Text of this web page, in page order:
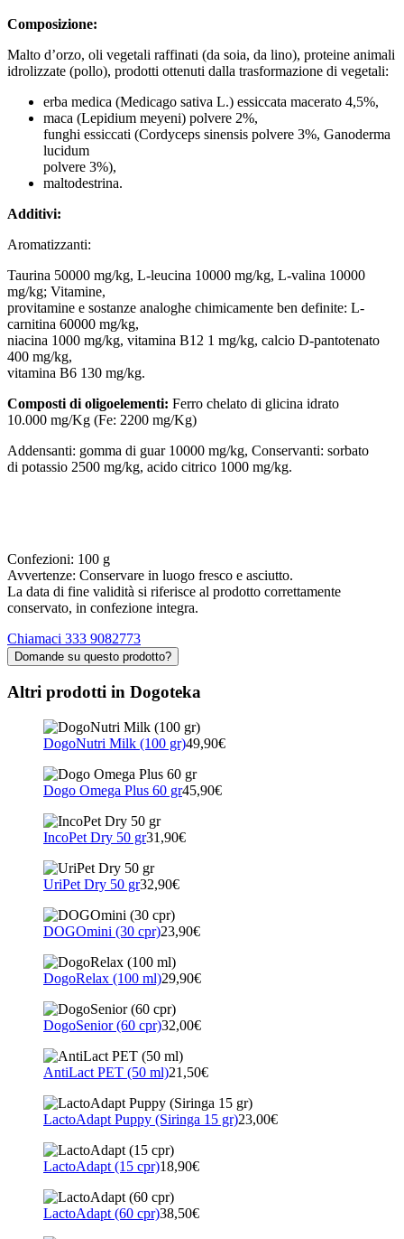
Composizione:
Malto d’orzo, oli vegetali raffinati (da soia, da lino), proteine animali
idrolizzate (pollo), prodotti ottenuti dalla trasformazione di vegetali:
erba medica (Medicago sativa L.) essiccata macerato 4,5%,
maca (Lepidium meyeni) polvere 2%,
funghi essiccati (Cordyceps sinensis polvere 3%, Ganoderma
lucidum
polvere 3%),
maltodestrina.
Additivi:
Aromatizzanti:
Taurina 50000 mg/kg, L-leucina 10000 mg/kg, L-valina 10000
mg/kg; Vitamine,
provitamine e sostanze analoghe chimicamente ben definite: L-
carnitina 60000 mg/kg,
niacina 1000 mg/kg, vitamina B12 1 mg/kg, calcio D-pantotenato
400 mg/kg,
vitamina B6 130 mg/kg.
Composti di oligoelementi: Ferro chelato di glicina idrato
10.000 mg/Kg (Fe: 2200 mg/Kg)
Addensanti: gomma di guar 10000 mg/kg, Conservanti: sorbato
di potassio 2500 mg/kg, acido citrico 1000 mg/kg.
Confezioni: 100 g
Avvertenze: Conservare in luogo fresco e asciutto.
La data di fine validità si riferisce al prodotto correttamente
conservato, in confezione integra.
Chiamaci 333 9082773
Domande su questo prodotto?
Altri prodotti in Dogoteka
DogoNutri Milk (100 gr)49,90€
Dogo Omega Plus 60 gr45,90€
IncoPet Dry 50 gr31,90€
UriPet Dry 50 gr32,90€
DOGOmini (30 cpr)23,90€
DogoRelax (100 ml)29,90€
DogoSenior (60 cpr)32,00€
AntiLact PET (50 ml)21,50€
LactoAdapt Puppy (Siringa 15 gr)23,00€
LactoAdapt (15 cpr)18,90€
LactoAdapt (60 cpr)38,50€